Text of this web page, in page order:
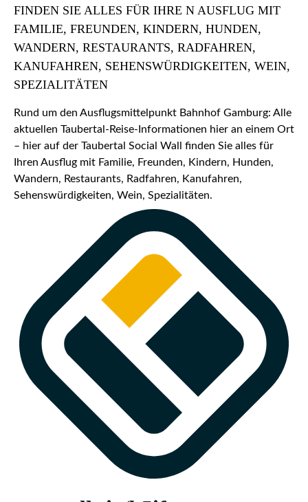
FINDEN SIE ALLES FÜR IHRE N AUSFLUG MIT
FAMILIE, FREUNDEN, KINDERN, HUNDEN,
WANDERN, RESTAURANTS, RADFAHREN,
KANUFAHREN, SEHENSWÜRDIGKEITEN, WEIN,
SPEZIALITÄTEN
Rund um den Ausflugsmittelpunkt Bahnhof Gamburg: Alle
aktuellen Taubertal-Reise-Informationen hier an einem Ort
– hier auf der Taubertal Social Wall finden Sie alles für
Ihren Ausflug mit Familie, Freunden, Kindern, Hunden,
Wandern, Restaurants, Radfahren, Kanufahren,
Sehenswürdigkeiten, Wein, Spezialitäten.